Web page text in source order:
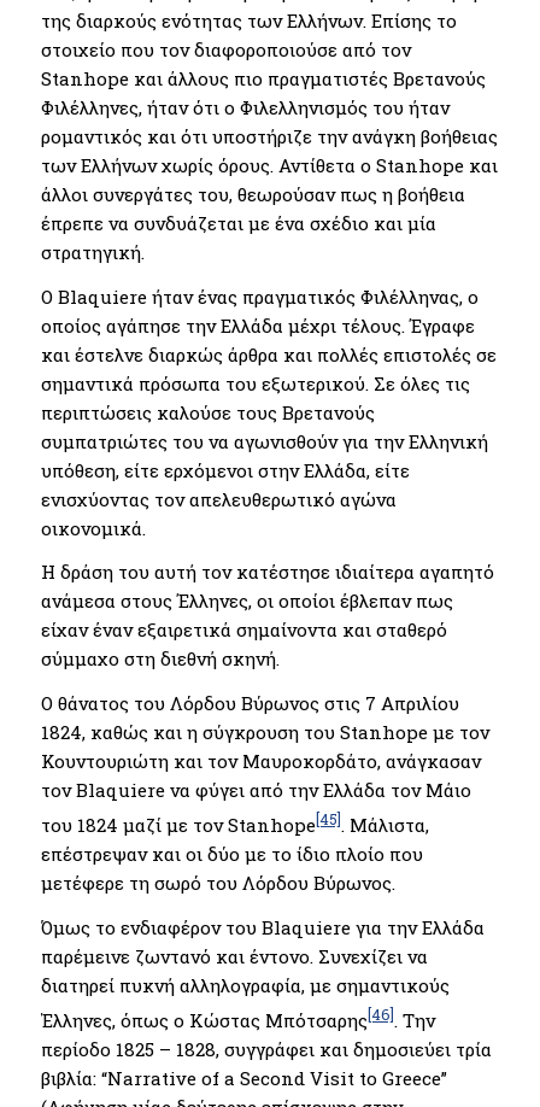
της διαρκούς ενότητας των Ελλήνων. Επίσης το
στοιχείο που τον διαφοροποιούσε από τον
Stanhope και άλλους πιο πραγματιστές Βρετανούς
Φιλέλληνες, ήταν ότι ο Φιλελληνισμός του ήταν
ρομαντικός και ότι υποστήριζε την ανάγκη βοήθειας
των Ελλήνων χωρίς όρους. Αντίθετα ο Stanhope και
άλλοι συνεργάτες του, θεωρούσαν πως η βοήθεια
έπρεπε να συνδυάζεται με ένα σχέδιο και μία
στρατηγική.
Ο Blaquiere ήταν ένας πραγματικός Φιλέλληνας, ο
οποίος αγάπησε την Ελλάδα μέχρι τέλους. Έγραφε
και έστελνε διαρκώς άρθρα και πολλές επιστολές σε
σημαντικά πρόσωπα του εξωτερικού. Σε όλες τις
περιπτώσεις καλούσε τους Βρετανούς
συμπατριώτες του να αγωνισθούν για την Ελληνική
υπόθεση, είτε ερχόμενοι στην Ελλάδα, είτε
ενισχύοντας τον απελευθερωτικό αγώνα
οικονομικά.
Η δράση του αυτή τον κατέστησε ιδιαίτερα αγαπητό
ανάμεσα στους Έλληνες, οι οποίοι έβλεπαν πως
είχαν έναν εξαιρετικά σημαίνοντα και σταθερό
σύμμαχο στη διεθνή σκηνή.
O θάνατος του Λόρδου Βύρωνος στις 7 Απριλίου
1824, καθώς και η σύγκρουση του Stanhope με τον
Κουντουριώτη και τον Μαυροκορδάτο, ανάγκασαν
τον Blaquiere να φύγει από την Ελλάδα τον Μάιο
του 1824 μαζί με τον Stanhope[45]. Μάλιστα,
επέστρεψαν και οι δύο με το ίδιο πλοίο που
μετέφερε τη σωρό του Λόρδου Βύρωνος.
Όμως το ενδιαφέρον του Blaquiere για την Ελλάδα
παρέμεινε ζωντανό και έντονο. Συνεχίζει να
διατηρεί πυκνή αλληλογραφία, με σημαντικούς
Έλληνες, όπως ο Κώστας Μπότσαρης[46]. Την
περίοδο 1825 – 1828, συγγράφει και δημοσιεύει τρία
βιβλία: “Narrative of a Second Visit to Greece”